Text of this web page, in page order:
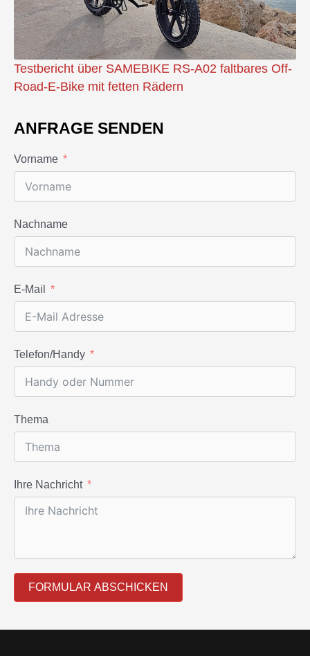
Testbericht über SAMEBIKE RS-A02 faltbares Off-
Road-E-Bike mit fetten Rädern
ANFRAGE SENDEN
Vorname
Nachname
E-Mail
Telefon/Handy
Thema
Ihre Nachricht
FORMULAR ABSCHICKEN